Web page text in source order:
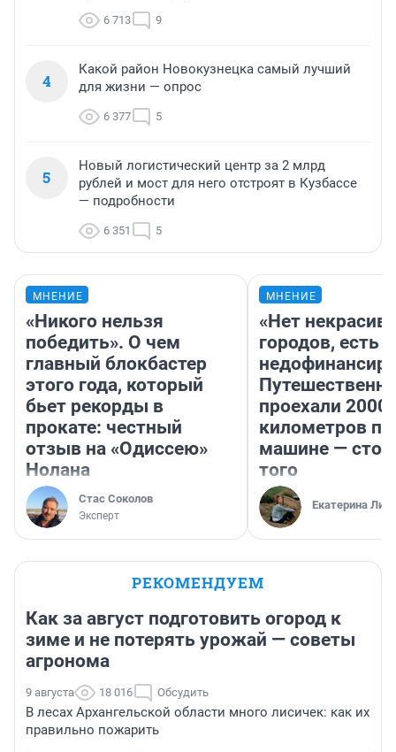
6 713 9
4
Какой район Новокузнецка самый лучший
для жизни — опрос
6 377 5
5
Новый логистический центр за 2 млрд
рублей и мост для него отстроят в Кузбассе
— подробности
6 351 5
МНЕНИЕ
«Никого нельзя
победить». О чем
главный блокбастер
этого года, который
бьет рекорды в
прокате: честный
отзыв на «Одиссею»
Нолана
Стас Соколов
Эксперт
МНЕНИЕ
«Нет
городов, есть
проехали 2000
километров по
машине —
того
Екатерина
РЕКОМЕНДУЕМ
Как за август подготовить огород к
зиме и не потерять урожай — советы
агронома
9 августа 18 016 Обсудить
В лесах Архангельской области много лисичек: как их
правильно пожарить